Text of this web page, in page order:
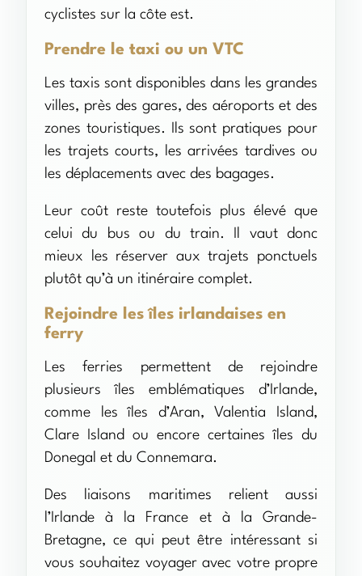
cyclistes sur la côte est.
Prendre le taxi ou un VTC
Les taxis sont disponibles dans les grandes
villes, près des gares, des aéroports et des
zones touristiques. Ils sont pratiques pour
les trajets courts, les arrivées tardives ou
les déplacements avec des bagages.
Leur coût reste toutefois plus élevé que
celui du bus ou du train. Il vaut donc
mieux les réserver aux trajets ponctuels
plutôt qu’à un itinéraire complet.
Rejoindre les îles irlandaises en
ferry
Les ferries permettent de rejoindre
plusieurs îles emblématiques d’Irlande,
comme les îles d’Aran, Valentia Island,
Clare Island ou encore certaines îles du
Donegal et du Connemara.
Des liaisons maritimes relient aussi
l’Irlande à la France et à la Grande-
Bretagne, ce qui peut être intéressant si
vous souhaitez voyager avec votre propre